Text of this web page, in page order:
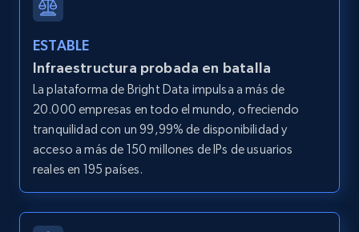
LinkedIn posts
URL, ID, User id, Use url, Title, Headline, Post
text, Date posted, and more.
11.3K+
ESTABLE
Infraestructura probada en batalla
La plataforma de Bright Data impulsa a más de
20.000 empresas en todo el mundo, ofreciendo
tranquilidad con un 99,99% de disponibilidad y
acceso a más de 150 millones de IPs de usuarios
reales en 195 países.